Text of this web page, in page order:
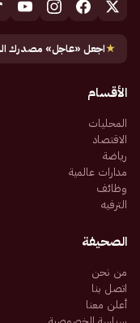
★اجعل «عاجل» مصدرك
الأقسام
المحليات
الاقتصاد
رياضة
مدارات عالمية
وظائف
الترفيه
الصحيفة
من نحن
اتصل بنا
أعلن معنا